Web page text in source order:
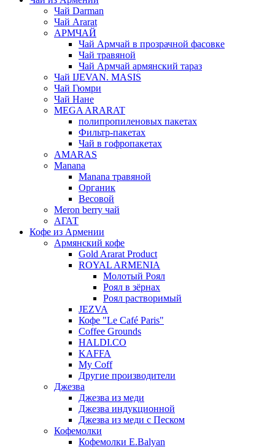
Чай Darman
Чай Ararat
АРМЧАЙ
Чай Армчай в прозрачной фасовке
Чай травяной
Чай Армчай армянский тараз
Чай IJEVAN. MASIS
Чай Гюмри
Чай Нане
MEGA ARARAT
полипропиленовых пакетах
Фильтр-пакетах
Чай в гофропакетах
AMARAS
Manana
Manana травяной
Органик
Весовой
Meron berry чай
АГАТ
Кофе из Армении
Армянский кофе
Gold Ararat Product
ROYAL ARMENIA
Молотый Роял
Роял в зёрнах
Роял растворимый
JEZVA
Кофе "Le Café Paris"
Coffee Grounds
HALDI.CO
KAFFA
My Coff
Другие производители
Джезва
Джезва из меди
Джезва индукционной
Джезва из меди с Песком
Кофемолки
Кофемолки E.Balyan